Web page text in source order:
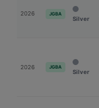
2026 JGBA
Silver
2026 JGBA
Silver